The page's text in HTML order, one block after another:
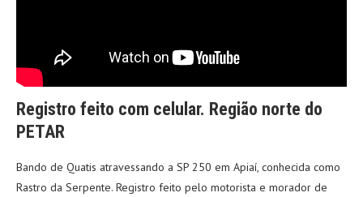
Registro feito com celular. Região norte do
PETAR
Bando de Quatis atravessando a SP 250 em Apiaí, conhecida como
Rastro da Serpente. Registro feito pelo motorista e morador de